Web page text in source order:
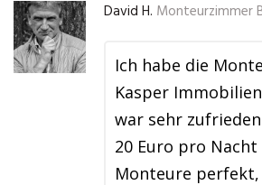
David H. Monteurzimmer
Ich habe die
Kasper
war sehr
20 Euro pro
Monteure perfekt,